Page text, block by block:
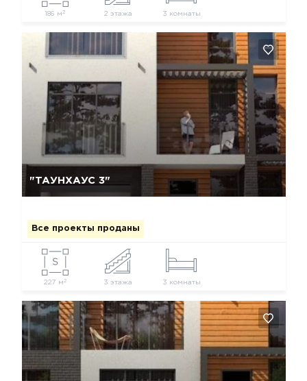
186 м 2 2 этажа 3 комнаты
"ТАУНХАУС 3"
Все проекты проданы
227 м 2 3 этажа 3 комнаты
Да, удалить